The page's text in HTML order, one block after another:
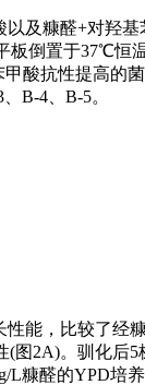
及糠醛+对羟
板倒置于37℃恒
酸抗性提高的
B-4、B-5。
能，比较了经
图2A)。驯化后
L糠醛的YPD培